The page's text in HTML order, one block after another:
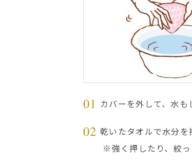
01 カバーを外して、水も
02 乾いたタオルで水分を
※強く押したり、絞っ